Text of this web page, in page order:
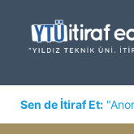
Sen de İtiraf Et: